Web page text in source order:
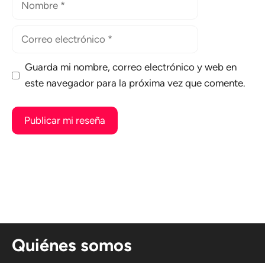
Correo
Guarda mi nombre, correo electrónico y web en
este navegador para la próxima vez que comente.
a
Quiénes somos